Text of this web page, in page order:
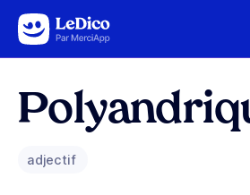
Aller au contenu
adjectif